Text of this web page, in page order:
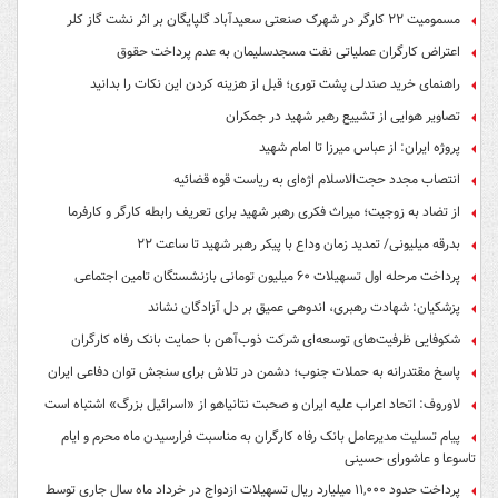
مسمومیت ۲۲ کارگر در شهرک صنعتی سعیدآباد گلپایگان بر اثر نشت گاز کلر
اعتراض کارگران عملیاتی نفت مسجدسلیمان به عدم پرداخت حقوق
راهنمای خرید صندلی پشت توری؛ قبل از هزینه کردن این نکات را بدانید
تصاویر هوایی از تشییع رهبر شهید در جمکران
پروژه ایران: از عباس میرزا تا امام شهید
انتصاب مجدد حجت‌الاسلام اژه‌ای به ریاست قوه‌ قضائیه
از تضاد به زوجیت؛ میراث فکری رهبر شهید برای تعریف رابطه کارگر و کارفرما
بدرقه میلیونی/ تمدید زمان وداع با پیکر رهبر شهید تا ساعت ۲۲
پرداخت مرحله اول تسهیلات ۶۰ میلیون تومانی بازنشستگان تامین اجتماعی
پزشکیان: شهادت رهبری، اندوهی عمیق بر دل آزادگان نشاند
شکوفایی ظرفیت‌های توسعه‌ای شرکت ذوب‌آهن با حمایت‌ بانک رفاه کارگران
پاسخ مقتدرانه به حملات جنوب؛ دشمن در تلاش برای سنجش توان دفاعی ایران
لاوروف: اتحاد اعراب علیه ایران و صحبت نتانیاهو از «اسرائیل بزرگ» اشتباه است
پیام تسلیت مدیرعامل بانک رفاه کارگران به مناسبت فرارسیدن ماه محرم و ایام
تاسوعا و عاشورای حسینی
پرداخت حدود ۱۱,۰۰۰ میلیارد ریال تسهیلات ازدواج در خرداد ماه سال جاری توسط